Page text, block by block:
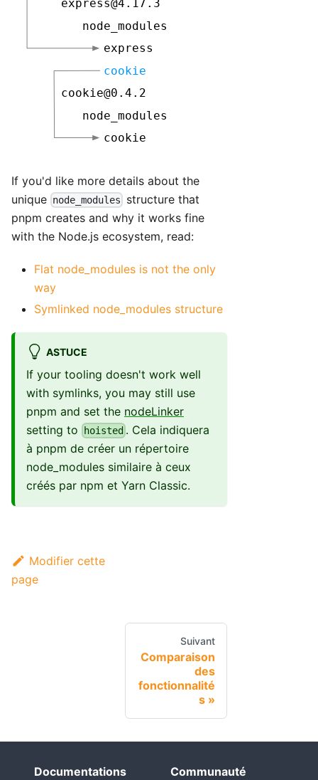
If you'd like more details about the
unique node_modules
structure that
pnpm creates and why it works fine
with the Node.js ecosystem, read:
Flat node_modules is not the only
way
Symlinked node_modules structure
ASTUCE
If your tooling doesn't work well
with symlinks, you may still use
pnpm and set the nodeLinker
setting to
hoisted . Cela indiquera
à pnpm de créer un répertoire
node_modules similaire à ceux
créés par npm et Yarn Classic.
Modifier cette
page
Suivant
Comparaison
des
fonctionnalité
s
Documentations Communauté